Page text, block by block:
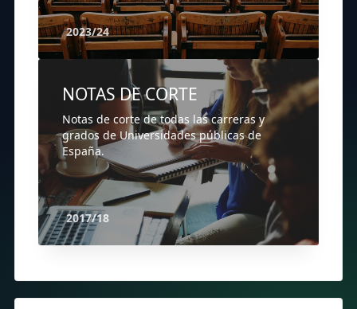
2023/24
NOTAS DE CORTE
Notas de corte de todas las carreras y
grados de Universidades públicas de
España.
2017/18